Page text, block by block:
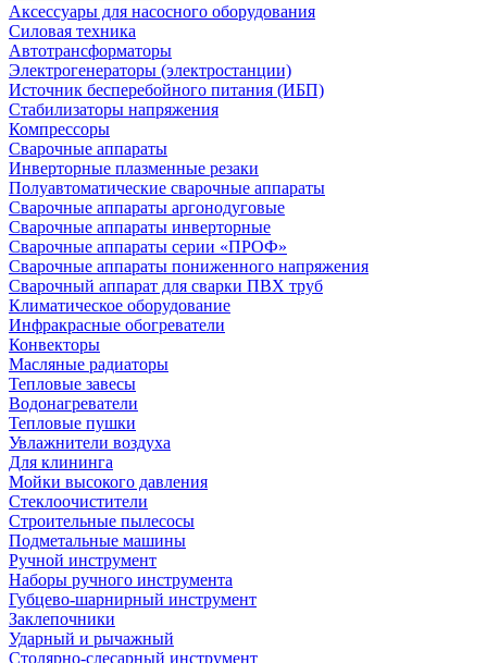
Аксессуары для насосного оборудования
Силовая техника
Автотрансформаторы
Электрогенераторы (электростанции)
Источник бесперебойного питания (ИБП)
Стабилизаторы напряжения
Компрессоры
Сварочные аппараты
Инверторные плазменные резаки
Полуавтоматические сварочные аппараты
Сварочные аппараты аргонодуговые
Сварочные аппараты инверторные
Сварочные аппараты серии «ПРОФ»
Сварочные аппараты пониженного напряжения
Сварочный аппарат для сварки ПВХ труб
Климатическое оборудование
Инфракрасные обогреватели
Конвекторы
Масляные радиаторы
Тепловые завесы
Водонагреватели
Тепловые пушки
Увлажнители воздуха
Для клининга
Мойки высокого давления
Стеклоочистители
Строительные пылесосы
Подметальные машины
Ручной инструмент
Наборы ручного инструмента
Губцево-шарнирный инструмент
Заклепочники
Ударный и рычажный
Столярно-слесарный инструмент